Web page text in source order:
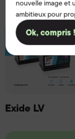
nouvelle image et
ambitieux pour
Ok, compris !
Exide LV